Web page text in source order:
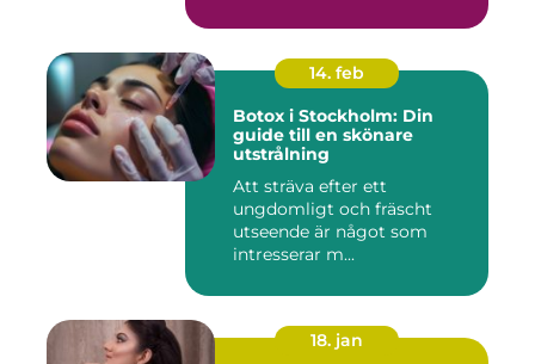
14. feb
Botox i Stockholm: Din
guide till en skönare
utstrålning
Att sträva efter ett
ungdomligt och fräscht
utseende är något som
intresserar m...
18. jan